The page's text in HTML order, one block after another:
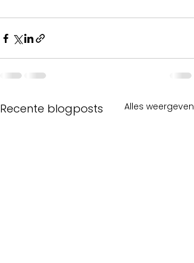
Recente blogposts Alles weergeven